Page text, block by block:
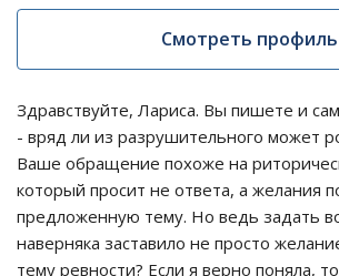
Смотреть профиль
Здравствуйте, Лариса. Вы пишете и
- вряд ли из разрушительного может
Ваше обращение похоже на
который просит не ответа, а желания
предложенную тему. Но ведь задать
наверняка заставило не просто
тему ревности? Если я верно поняла,